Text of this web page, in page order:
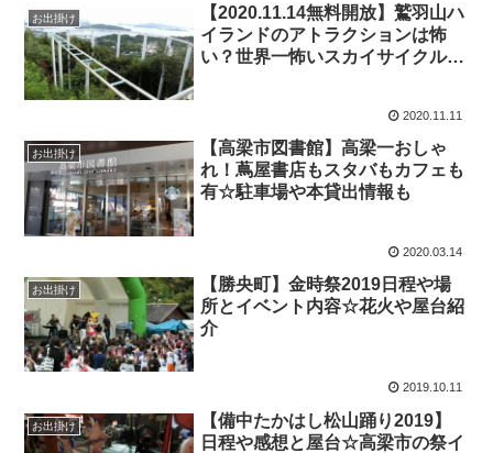
お出掛け
【2020.11.14無料開放】鷲羽山ハ
イランドのアトラクションは怖
い？世界一怖いスカイサイクル体
2020.11.11
お出掛け
【高梁市図書館】高梁一おしゃ
れ！蔦屋書店もスタバもカフェも
有☆駐車場や本貸出情報も
2020.03.14
お出掛け
【勝央町】金時祭2019日程や場
所とイベント内容☆花火や屋台紹
介
2019.10.11
お出掛け
【備中たかはし松山踊り2019】
日程や感想と屋台☆高梁市の祭イ